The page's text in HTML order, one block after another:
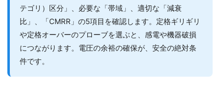
テゴリ）区分」、必要な「帯域」、適切な「減衰
比」、「CMRR」の5項目を確認します。定格ギリギリ
や定格オーバーのプローブを選ぶと、感電や機器破損
につながります。電圧の余裕の確保が、安全の絶対条
件です。